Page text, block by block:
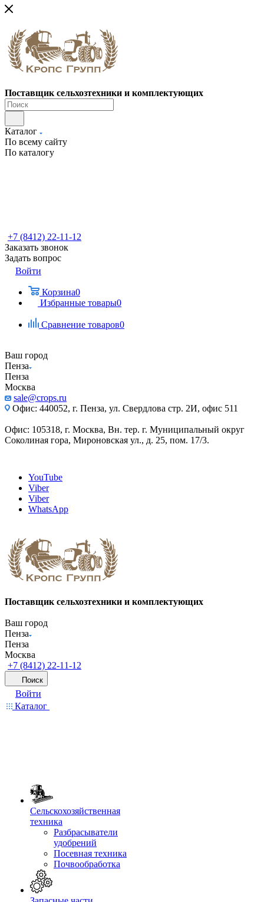
Поставщик сельхозтехники и комплектующих
Каталог
По всему сайту
По каталогу
+7 (8412) 22-11-12
Заказать звонок
Задать вопрос
Войти
Корзина0
Избранные товары0
Сравнение товаров0
Ваш город
Пенза
Пенза
Москва
sale@crops.ru
Офис: 440052, г. Пенза, ул. Свердлова стр. 2И, офис 511
Офис: 105318, г. Москва, Вн. тер. г. Муниципальный округ
Соколиная гора, Мироновская ул., д. 25, пом. 17/3.
YouTube
Viber
Viber
WhatsApp
Поставщик сельхозтехники и комплектующих
Ваш город
Пенза
Пенза
Москва
+7 (8412) 22-11-12
Поиск
Войти
Каталог
Сельскохозяйственная
техника
Разбрасыватели
удобрений
Посевная техника
Почвообработка